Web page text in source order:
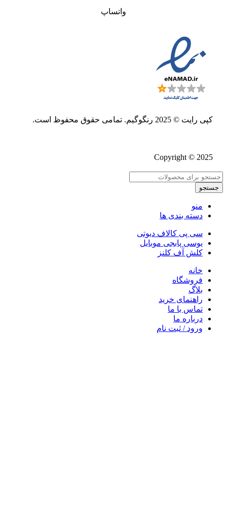
واتساپ
کپی رایت © 2025 رنگوگیم. تمامی حقوق محفوظ است.
Copyright © 2025
جستجو
منو
دسته بندی ها
سی پی کالاف دیوتی
یوسی پابجی موبایل
کلش آف کلنز
خانه
فروشگاه
بلاگ
راهنمای خرید
تماس با ما
درباره ما
ورود / ثبت نام